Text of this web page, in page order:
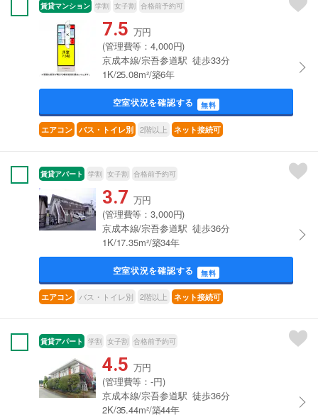
賃貸マンション 学割 女子割 合格前予約可
7.5 万円
(管理費等：4,000円)
京成本線/宗吾参道駅 徒歩33分
1K/25.08m²/築6年
空室状況を確認する 無料
エアコン バス・トイレ別 2階以上 ネット接続可
賃貸アパート 学割 女子割 合格前予約可
3.7 万円
(管理費等：3,000円)
京成本線/宗吾参道駅 徒歩36分
1K/17.35m²/築34年
空室状況を確認する 無料
エアコン バス・トイレ別 2階以上 ネット接続可
賃貸アパート 学割 女子割 合格前予約可
4.5 万円
(管理費等：-円)
京成本線/宗吾参道駅 徒歩36分
2K/35.44m²/築44年